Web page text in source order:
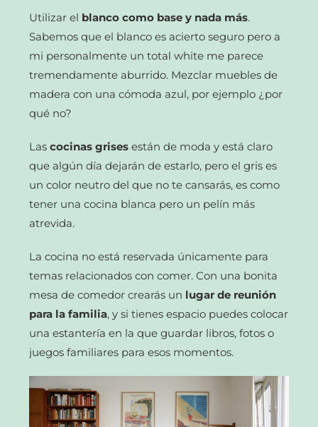
Utilizar el blanco como base y nada más.
Sabemos que el blanco es acierto seguro pero a
mi personalmente un total white me parece
tremendamente aburrido. Mezclar muebles de
madera con una cómoda azul, por ejemplo ¿por
qué no?
Lascocinas grises están de moda y está claro
que algún día dejarán de estarlo, pero el gris es
un color neutro del que no te cansarás, es como
tener una cocina blanca pero un pelín más
atrevida.
La cocina no está reservada únicamente para
temas relacionados con comer. Con una bonita
mesa de comedor crearás un lugar de reunión
para la familia, y si tienes espacio puedes colocar
una estantería en la que guardar libros, fotos o
juegos familiares para esos momentos.